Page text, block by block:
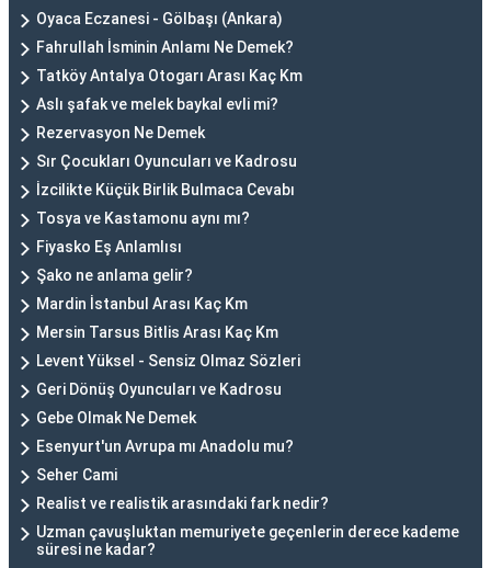
Oyaca Eczanesi - Gölbaşı (Ankara)
Fahrullah İsminin Anlamı Ne Demek?
Tatköy Antalya Otogarı Arası Kaç Km
Aslı şafak ve melek baykal evli mi?
Rezervasyon Ne Demek
Sır Çocukları Oyuncuları ve Kadrosu
İzcilikte Küçük Birlik Bulmaca Cevabı
Tosya ve Kastamonu aynı mı?
Fiyasko Eş Anlamlısı
Şako ne anlama gelir?
Mardin İstanbul Arası Kaç Km
Mersin Tarsus Bitlis Arası Kaç Km
Levent Yüksel - Sensiz Olmaz Sözleri
Geri Dönüş Oyuncuları ve Kadrosu
Gebe Olmak Ne Demek
Esenyurt'un Avrupa mı Anadolu mu?
Seher Cami
Realist ve realistik arasındaki fark nedir?
Uzman çavuşluktan memuriyete geçenlerin derece kademe
süresi ne kadar?